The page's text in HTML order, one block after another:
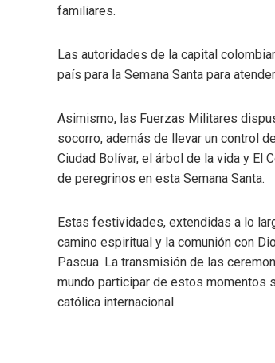
familiares.
Las autoridades de la capital
país para la Semana Santa para
Asimismo, las Fuerzas Militares
socorro, además de llevar un control
Ciudad Bolívar, el árbol de la vida y El
de peregrinos en esta Semana Santa.
Estas festividades, extendidas a lo
camino espiritual y la comunión con
Pascua. La transmisión de las
mundo participar de estos momentos
católica internacional.